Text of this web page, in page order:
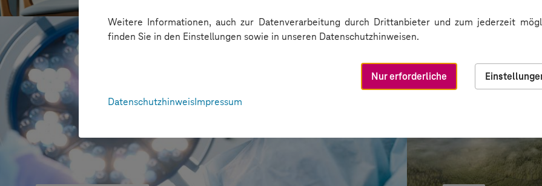
Weitere Informationen, auch zur Datenverarbeitung durch Drittanbieter und zum jederzeit
finden Sie in den Einstellungen sowie in unseren Datenschutzhinweisen.
Nur erforderliche
DatenschutzhinweisImpressum